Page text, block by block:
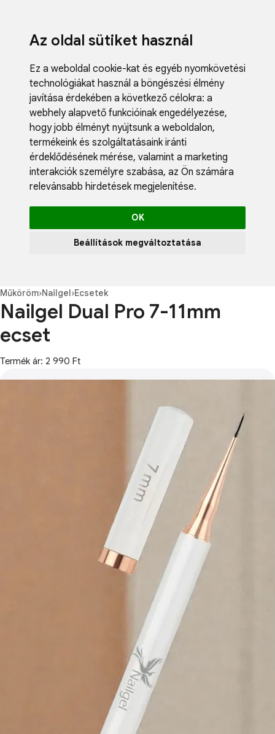
Az oldal sütiket használ
Ez a weboldal cookie-kat és egyéb nyomkövetési
technológiákat használ a böngészési élmény
javítása érdekében a következő célokra: a
webhely alapvető funkcióinak engedélyezése,
hogy jobb élményt nyújtsunk a weboldalon,
termékeink és szolgáltatásaink iránti
érdeklődésének mérése, valamint a marketing
interakciók személyre szabása, az Ön számára
relevánsabb hirdetések megjelenítése.
OK
Beállítások megváltoztatása
Blog
Műköröm›Nailgel›Ecsetek
Nailgel Dual Pro 7-11mm
ecset
Termék ár: 2 990 Ft